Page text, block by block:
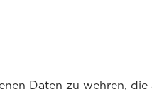
Daten zu wehren, die